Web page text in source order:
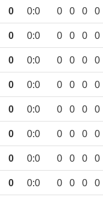
0 0:0 0 0 0 0
0 0:0 0 0 0 0
0 0:0 0 0 0 0
0 0:0 0 0 0 0
0 0:0 0 0 0 0
0 0:0 0 0 0 0
0 0:0 0 0 0 0
0 0:0 0 0 0 0